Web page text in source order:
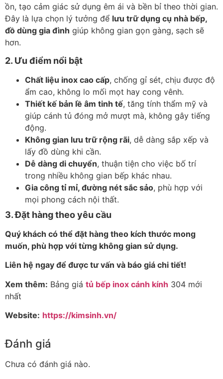
ồn, tạo cảm giác sử dụng êm ái và bền bỉ theo thời gian.
Đây là lựa chọn lý tưởng để lưu trữ dụng cụ nhà bếp,
đồ dùng gia đình giúp không gian gọn gàng, sạch sẽ
hơn.
2. Ưu điểm nổi bật
Chất liệu inox cao cấp, chống gỉ sét, chịu được độ
ẩm cao, không lo mối mọt hay cong vênh.
Thiết kế bản lề âm tinh tế, tăng tính thẩm mỹ và
giúp cánh tủ đóng mở mượt mà, không gây tiếng
động.
Không gian lưu trữ rộng rãi, dễ dàng sắp xếp và
lấy đồ dùng khi cần.
Dễ dàng di chuyển, thuận tiện cho việc bố trí
trong nhiều không gian bếp khác nhau.
Gia công tỉ mỉ, đường nét sắc sảo, phù hợp với
mọi phong cách nội thất.
3. Đặt hàng theo yêu cầu
Quý khách có thể đặt hàng theo kích thước mong
muốn, phù hợp với từng không gian sử dụng.
Liên hệ ngay để được tư vấn và báo giá chi tiết!
Xem thêm: Bảng giá tủ bếp inox cánh kính 304 mới
nhất
Website: https://kimsinh.vn/
Đánh giá
Chưa có đánh giá nào.